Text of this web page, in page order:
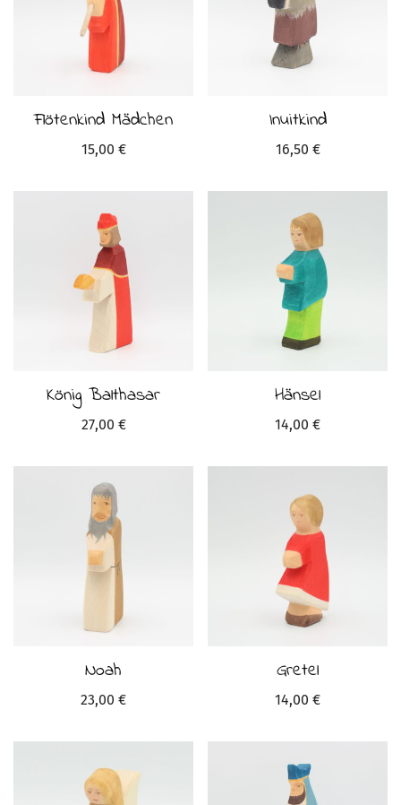
Flötenkind Mädchen
15,00 €
Inuitkind
16,50 €
König Balthasar
27,00 €
Hänsel
14,00 €
Noah
23,00 €
Gretel
14,00 €